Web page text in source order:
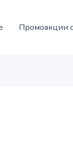
Промоакции